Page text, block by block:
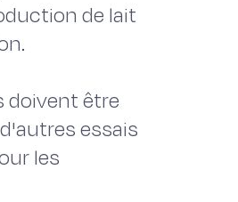
de lait
être
essais
les